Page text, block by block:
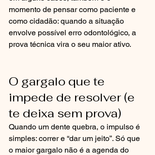
momento de pensar como paciente e
como cidadão: quando a situação
envolve possível erro odontológico, a
prova técnica vira o seu maior ativo.
O gargalo que te
impede de resolver (e
te deixa sem prova)
Quando um dente quebra, o impulso é
simples: correr e “dar um jeito”. Só que
o maior gargalo não é a agenda do